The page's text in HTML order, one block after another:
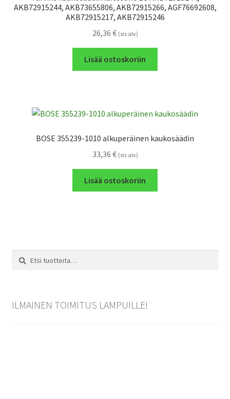
AKB72915244, AKB73655806, AKB72915266, AGF76692608,
AKB72915217, AKB72915246
26,36 € (sis alv)
Lisää ostoskoriin
BOSE 355239-1010 alkuperäinen kaukosäädin
33,36 € (sis alv)
Lisää ostoskoriin
Etsi:
Haku
ILMAINEN TOIMITUS LAMPUILLE!